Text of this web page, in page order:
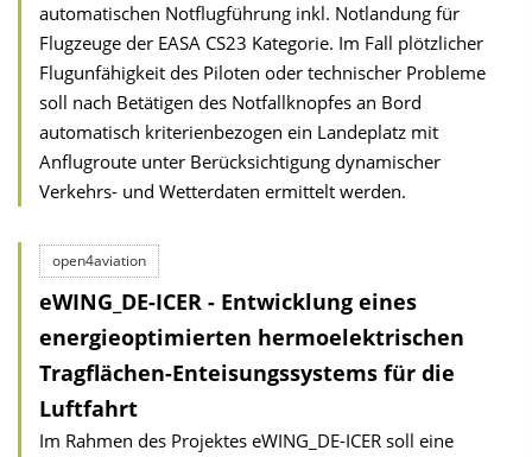
automatischen Notflugführung inkl. Notlandung für
Flugzeuge der EASA CS23 Kategorie. Im Fall plötzlicher
Flugunfähigkeit des Piloten oder technischer Probleme
soll nach Betätigen des Notfallknopfes an Bord
automatisch kriterienbezogen ein Landeplatz mit
Anflugroute unter Berücksichtigung dynamischer
Verkehrs- und Wetterdaten ermittelt werden.
open4aviation
eWING_DE-ICER - Entwicklung eines
energieoptimierten hermoelektrischen
Tragflächen-Enteisungssystems für die
Luftfahrt
Im Rahmen des Projektes eWING_DE-ICER soll eine